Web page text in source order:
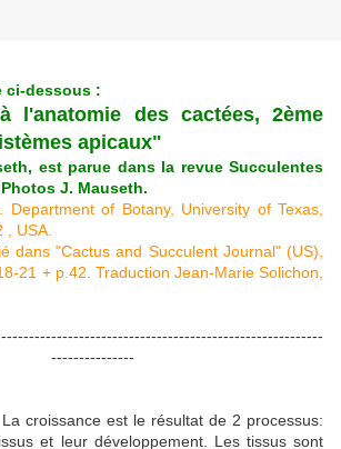
ci-dessous :
l'anatomie des cactées, 2ème
apicaux"
est parue dans la revue Succulentes
Photos J. Mauseth.
Department of Botany, University of Texas,
, USA.
dans "Cactus and Succulent Journal" (US),
21 + p.42. Traduction Jean-Marie Solichon,
---------------
est le résultat de 2 processus:
et leur développement. Les tissus sont